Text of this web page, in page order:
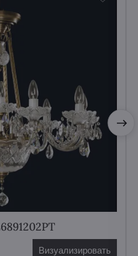
Визуализировать